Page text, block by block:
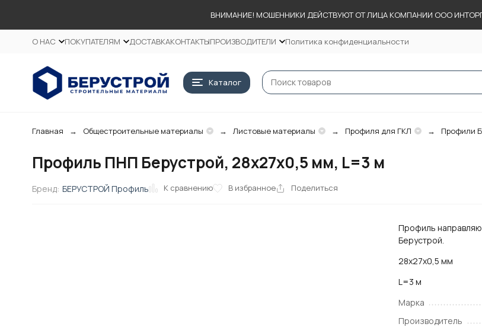
ВНИМАНИЕ! МОШЕННИКИ ДЕЙСТВУЮТ ОТ ЛИЦА КОМПАНИИ ООО
О НАС ПОКУПАТЕЛЯМ ДОСТАВКАКОНТАКТЫПРОИЗВОДИТЕЛИ Политика конфиденциальности
Каталог
Главная Общестроительные материалы Листовые материалы Профиля для ГКЛ Профили
Профиль ПНП Берустрой, 28х27х0,5 мм, L=3 м
Бренд: БЕРУСТРОЙ Профиль К сравнению В избранное Поделиться
Профиль
Берустрой.
28х27х0,5 мм
L=3 м
Марка
Производитель